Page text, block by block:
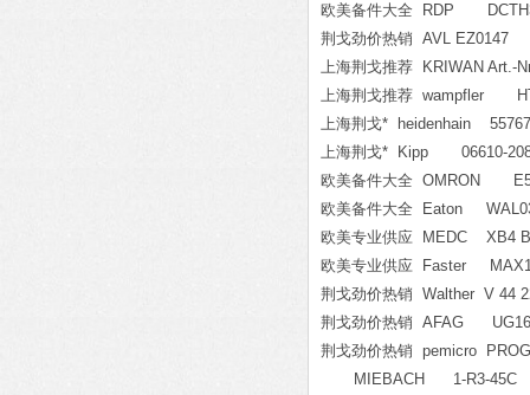
欧美备件大全 RDP
荆戈劲价热销 AVL EZ0147
上海荆戈推荐 KRIWAN Art.-
上海荆戈推荐 wampfler
上海荆戈* heidenhain
上海荆戈* Kipp 06610-
欧美备件大全 OMRON
欧美备件大全 Eaton
欧美专业供应 MEDC XB4
欧美专业供应 Faster
荆戈劲价热销 Walther V 44
荆戈劲价热销 AFAG
荆戈劲价热销 pemicro
MIEBACH 1-R3-45C